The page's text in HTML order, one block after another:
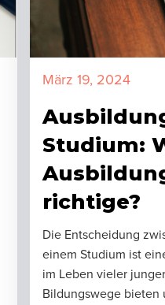
März 19, 2024
Studium:
richtige?
Die Entscheidung
einem Studium ist
im Leben vieler
Bildungswege bieten